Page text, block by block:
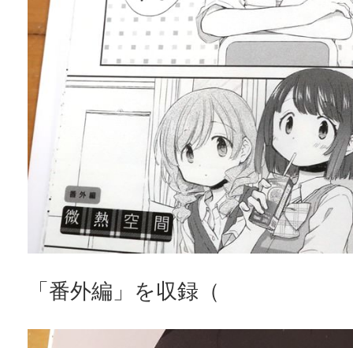
「番外編」を収録（